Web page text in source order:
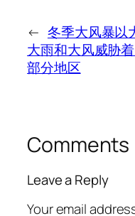
← 冬季大风暴以
大雨和大风威胁
部分地区
Comments
Leave a Reply
Your email